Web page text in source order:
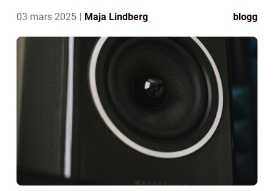
03 mars 2025 Maja Lindberg blogg